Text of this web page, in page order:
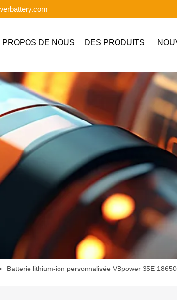
PROPOS DE NOUS DES PRODUITS
Batterie lithium-ion personnalisée VBpower 35E